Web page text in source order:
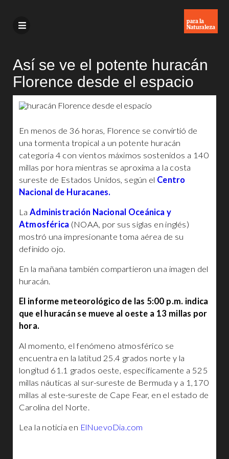
Así se ve el potente huracán
Florence desde el espacio
En menos de 36 horas, Florence se convirtió de
una tormenta tropical a un potente huracán
categoría 4 con vientos máximos sostenidos a 140
millas por hora mientras se aproxima a la costa
sureste de Estados Unidos, según el Centro
Nacional de Huracanes.
LaAdministración Nacional Oceánica y
Atmosférica (NOAA, por sus siglas en inglés)
mostró una impresionante toma aérea de su
definido ojo.
En la mañana también compartieron una imagen del
huracán.
El informe meteorológico de las 5:00 p.m. indica
que el huracán se mueve al oeste a 13 millas por
hora.
Al momento, el fenómeno atmosférico se
encuentra en la latitud 25.4 grados norte y la
longitud 61.1 grados oeste, específicamente a 525
millas náuticas al sur-sureste de Bermuda y a 1,170
millas al este-sureste de Cape Fear, en el estado de
Carolina del Norte.
Lea la noticia en ElNuevoDia.com